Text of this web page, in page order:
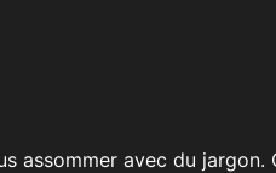
assommer avec du